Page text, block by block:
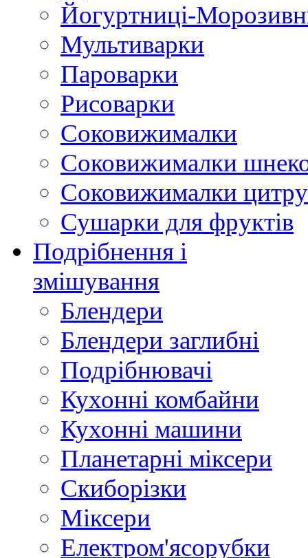
Йогуртниці-
Мультиварки
Пароварки
Рисоварки
Соковижималки
Соковижималки
Соковижималки
Сушарки для фруктів
Подрібнення і
змішування
Блендери
Блендери заглибні
Подрібнювачі
Кухонні комбайни
Кухонні машини
Планетарні міксери
Скиборізки
Міксери
Електром'ясорубки